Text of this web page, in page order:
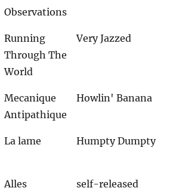
Observations
Running
Through The
World
Very Jazzed
Mecanique
Antipathique
Howlin' Banana
La lame Humpty Dumpty
Alles
self-released